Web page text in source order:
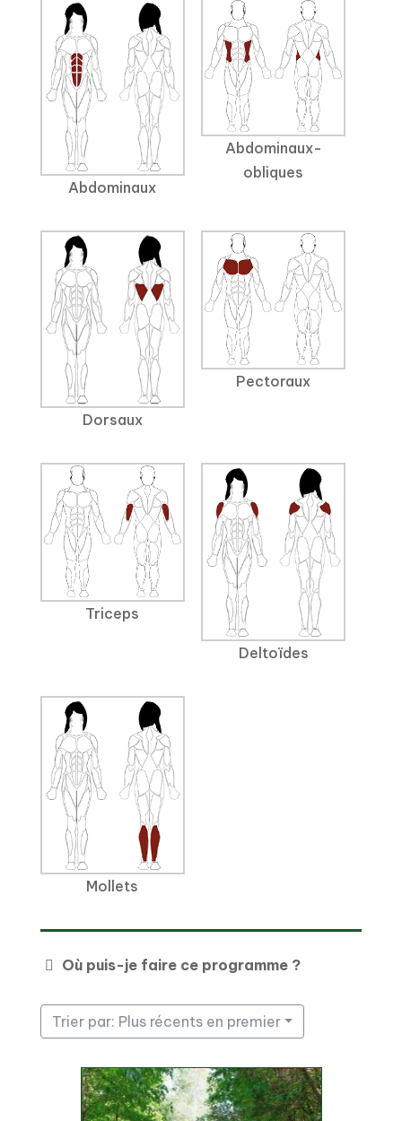
Abdominaux
Abdominaux-
obliques
Dorsaux
Pectoraux
Triceps
Deltoïdes
Mollets
Où puis-je faire ce programme ?
Trier par: Plus récents en premier